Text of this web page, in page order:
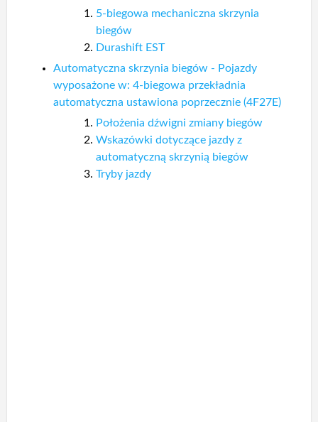
5-biegowa mechaniczna skrzynia
biegów
Durashift EST
Automatyczna skrzynia biegów - Pojazdy
wyposażone w: 4-biegowa przekładnia
automatyczna ustawiona poprzecznie (4F27E)
Położenia dźwigni zmiany biegów
Wskazówki dotyczące jazdy z
automatyczną skrzynią biegów
Tryby jazdy